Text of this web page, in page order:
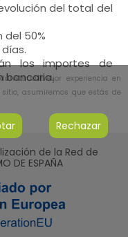
del total del
del 50%
los importes de
bancaria.
de la Red de
DE ESPAÑA
la mejor experiencia en
asumiremos que estás de
Rechazar